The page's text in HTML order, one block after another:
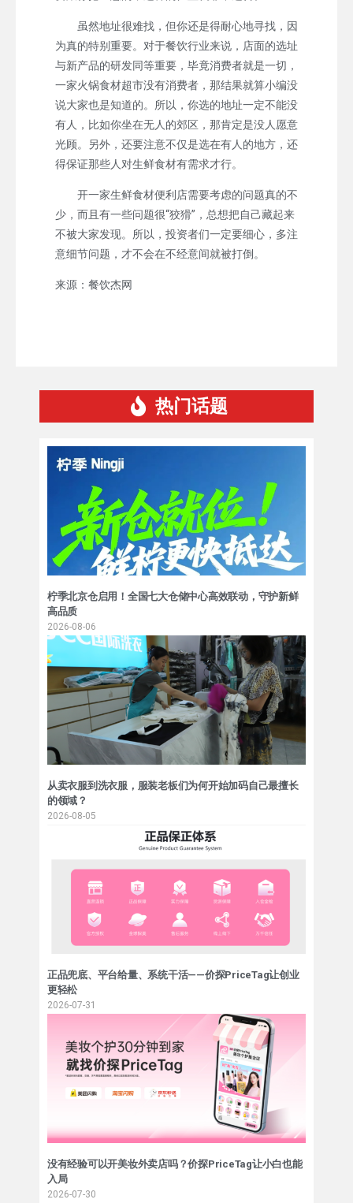
虽然地址很难找，但你还是得耐心地寻找，因
为真的特别重要。对于餐饮行业来说，店面的选址
与新产品的研发同等重要，毕竟消费者就是一切，
一家火锅食材超市没有消费者，那结果就算小编没
说大家也是知道的。所以，你选的地址一定不能没
有人，比如你坐在无人的郊区，那肯定是没人愿意
光顾。另外，还要注意不仅是选在有人的地方，还
得保证那些人对生鲜食材有需求才行。
开一家生鲜食材便利店需要考虑的问题真的不
少，而且有一些问题很“狡猾”，总想把自己藏起来
不被大家发现。所以，投资者们一定要细心，多注
意细节问题，才不会在不经意间就被打倒。
来源：餐饮杰网
热门话题
柠季北京仓启用！全国七大仓储中心高效联动，守护新鲜
高品质
2026-08-06
从卖衣服到洗衣服，服装老板们为何开始加码自己最擅长
的领域？
2026-08-05
正品兜底、平台给量、系统干活——价探PriceTag让创业
更轻松
2026-07-31
没有经验可以开美妆外卖店吗？价探PriceTag让小白也能
入局
2026-07-30